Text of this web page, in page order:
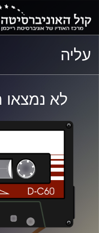
התפריט
הראשי
התוכן
הראשי
עליה
לא נמצאו